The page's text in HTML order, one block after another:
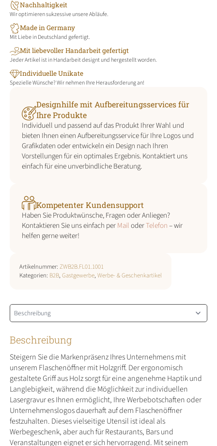
Nachhaltigkeit
Wir optimieren sukzessive unsere Abläufe.
Made in Germany
Mit Liebe in Deutschland gefertigt.
Mit liebevoller Handarbeit gefertigt
Jeder Artikel ist in Handarbeit designt und hergestellt worden.
Individuelle Unikate
Spezielle Wünsche? Wir nehmen Ihre Herausforderung an!
Designhilfe mit Aufbereitungsservices für
Ihre Produkte
Individuell und passend auf das Produkt Ihrer Wahl und
bieten Ihnen einen Aufbereitungsservice für Ihre Logos und
Grafikdaten oder entwickeln ein Design nach Ihren
Vorstellungen für ein optimales Ergebnis. Kontaktiert uns
einfach für eine unverbindliche Beratung.
Kompetenter Kundensupport
Haben Sie Produktwünsche, Fragen oder Anliegen?
Kontaktieren Sie uns einfach perMailoderTelefon– wir
helfen gerne weiter!
Artikelnummer: ZWB2B.FL01.1001
Kategorien: B2B, Gastgewerbe, Werbe- & Geschenkartikel
Beschreibung
Steigern Sie die Markenpräsenz Ihres Unternehmens mit
unserem Flaschenöffner mit Holzgriff. Der ergonomisch
gestaltete Griff aus Holz sorgt für eine angenehme Haptik und
Langlebigkeit, während die Möglichkeit zur individuellen
Lasergravur es Ihnen ermöglicht, Ihre Werbebotschaften oder
Unternehmenslogos dauerhaft auf dem Flaschenöffner
festzuhalten. Dieses vielseitige Utensil ist ideal als
Werbegeschenk, aber auch für Restaurants, Bars und
Veranstaltungen eignet er sich hervorragend. Mit seinem